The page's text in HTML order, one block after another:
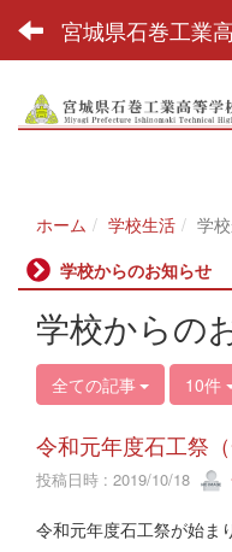
宮城県石巻工業
ホーム 学校生活
学
学校からのお知らせ
学校からの
全ての記事 10件
令和元年度石工祭（
投稿日時 : 2019/10/18
令和元年度石工祭が始ま